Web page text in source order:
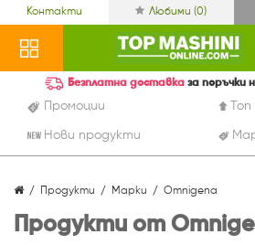
Контакти Любими (0)
Промоции
Нови продукти
Безплатна доставка за поръчки
Продукти Марки Omnigena
Продукти от